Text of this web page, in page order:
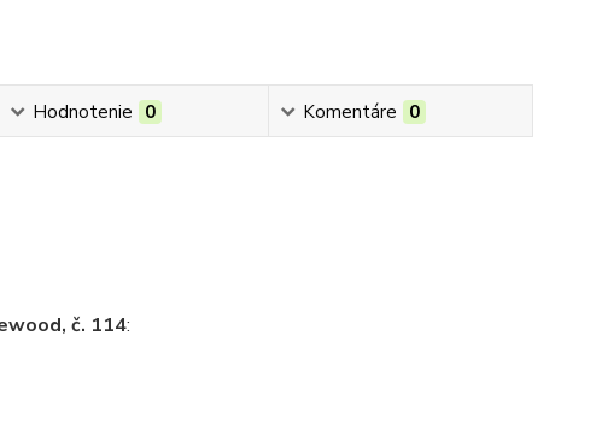
Hodnotenie 0 Komentáre 0
č. 114: